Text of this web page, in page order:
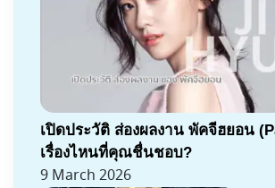
เปิดประวัติ ส่องผลงาน พัคจีฮยอน
เรื่องไหนที่คุณชื่นชอบ?
9 March 2026